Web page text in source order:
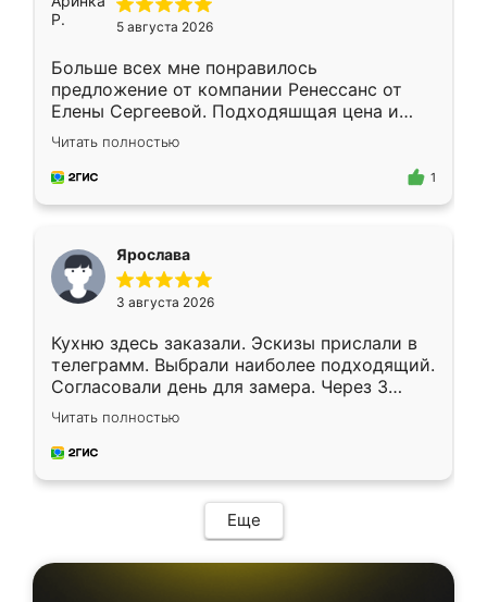
5 августа 2026
Больше всех мне понравилось
предложение от компании Ренессанс от
Елены Сергеевой. Подходяшщая цена и
короткие сроки изготовления. Приехавший
для замера сотрудник Владислав
предложил по моему эскизу самый
Читать полностью
1
Ярослава
3 августа 2026
Кухню здесь заказали. Эскизы прислали в
телеграмм. Выбрали наиболее подходящий.
Согласовали день для замера. Через 3
недели кухня была уже готова. Остались
довольны работой. Спасибо Ренессанс
мебель за качественную работу!
Читать полностью
Еще